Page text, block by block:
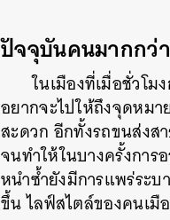
ปัจจุบันคนมากกว่
ในเมืองที่เมื่อชั่วโ
อยากจะไปให้ถึงจุดหม
สะดวก อีกทั้งรถขนส่ง
จนทำให้ในบางครั้งการ
หนำซ้ำยังมีการแพร่ระบ
ขึ้น ไลฟ์สไตล์ของคนเ